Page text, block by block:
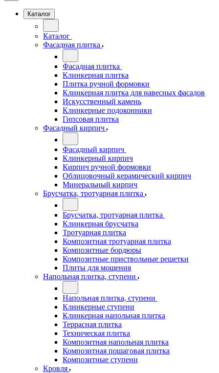
Каталог
Каталог
Фасадная плитка
Фасадная плитка
Клинкерная плитка
Плитка ручной формовки
Клинкерная плитка для навесных фасадов
Искусственный камень
Клинкерные подоконники
Гипсовая плитка
Фасадный кирпич
Фасадный кирпич
Клинкерный кирпич
Кирпич ручной формовки
Облицовочный керамический кирпич
Минеральный кирпич
Брусчатка, тротуарная плитка
Брусчатка, тротуарная плитка
Клинкерная брусчатка
Тротуарная плитка
Композитная тротуарная плитка
Композитные бордюры
Композитные приствольные решетки
Плиты для мощения
Напольная плитка, ступени
Напольная плитка, ступени
Клинкерные ступени
Клинкерная напольная плитка
Террасная плитка
Техническая плитка
Композитная напольная плитка
Композитная пошаговая плитка
Композитные ступени
Кровля